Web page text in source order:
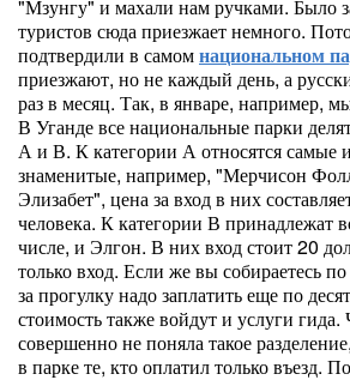
"Мзунгу" и махали нам ручками. Было
туристов сюда приезжает немного.
подтвердили в самомнациональном
приезжают, но не каждый день, а
раз в месяц. Так, в январе, например,
В Уганде все национальные парки
А и В. К категории А относятся самые
знаменитые, например, "Мерчисон
Элизабет", цена за вход в них
человека. К категории В принадлежат
числе, и Элгон. В них вход стоит 20
только вход. Если же вы собираетесь
за прогулку надо заплатить еще по
стоимость также войдут и услуги гида.
совершенно не поняла такое
в парке те, кто оплатил только въезд.